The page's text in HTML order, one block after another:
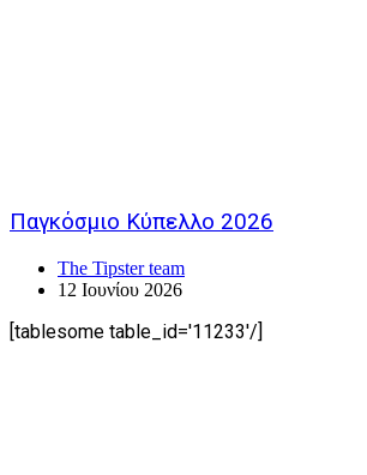
Παγκόσμιο Κύπελλο 2026
The Tipster team
12 Ιουνίου 2026
[tablesome table_id='11233'/]